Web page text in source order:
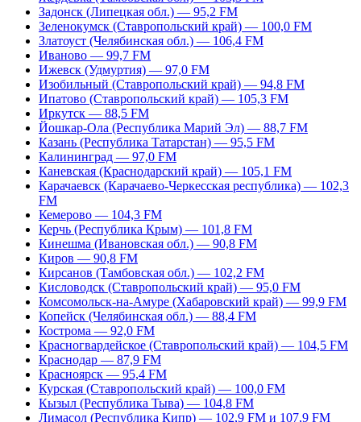
Задонск (Липецкая обл.) — 95,2 FM
Зеленокумск (Ставропольский край) — 100,0 FM
Златоуст (Челябинская обл.) — 106,4 FM
Иваново — 99,7 FM
Ижевск (Удмуртия) — 97,0 FM
Изобильный (Ставропольский край) — 94,8 FM
Ипатово (Ставропольский край) — 105,3 FM
Иркутск — 88,5 FM
Йошкар-Ола (Республика Марий Эл) — 88,7 FM
Казань (Республика Татарстан) — 95,5 FM
Калининград — 97,0 FM
Каневская (Краснодарский край) — 105,1 FM
Карачаевск (Карачаево-Черкесская республика) — 102,3
FM
Кемерово — 104,3 FM
Керчь (Республика Крым) — 101,8 FM
Кинешма (Ивановская обл.) — 90,8 FM
Киров — 90,8 FM
Кирсанов (Тамбовская обл.) — 102,2 FM
Кисловодск (Ставропольский край) — 95,0 FM
Комсомольск-на-Амуре (Хабаровский край) — 99,9 FM
Копейск (Челябинская обл.) — 88,4 FM
Кострома — 92,0 FM
Красногвардейское (Ставропольский край) — 104,5 FM
Краснодар — 87,9 FM
Красноярск — 95,4 FM
Курская (Ставропольский край) — 100,0 FM
Кызыл (Республика Тыва) — 104,8 FM
Лимасол (Республика Кипр) — 102,9 FM и 107,9 FM